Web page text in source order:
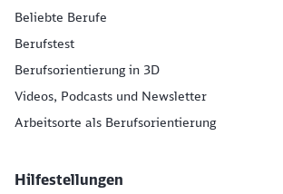
Beliebte Berufe
Berufstest
Berufsorientierung in 3D
Videos, Podcasts und Newsletter
Arbeitsorte als Berufsorientierung
Hilfestellungen